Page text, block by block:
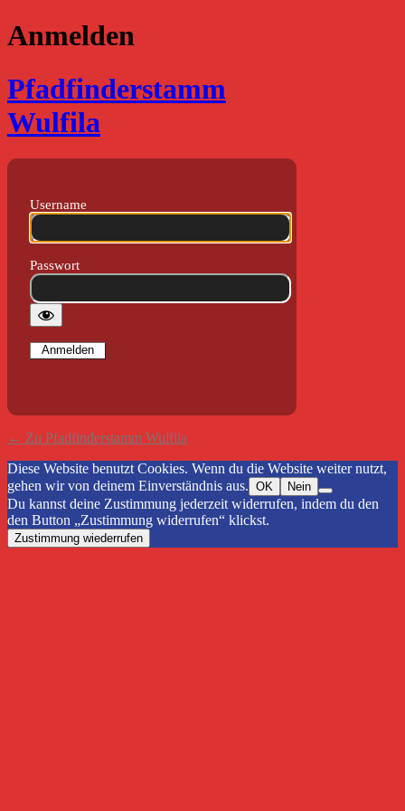
Anmelden
Pfadfinderstamm
Wulfila
Username
Passwort
← Zu Pfadfinderstamm Wulfila
Diese Website benutzt Cookies. Wenn du die Website weiter nutzt,
gehen wir von deinem Einverständnis aus. OK Nein
Du kannst deine Zustimmung jederzeit widerrufen, indem du den
den Button „Zustimmung widerrufen“ klickst.
Zustimmung wiederrufen